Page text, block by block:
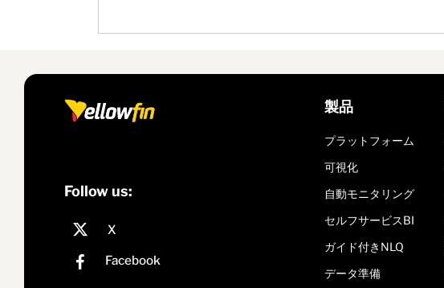
Follow us:
製品
プラットフォーム
可視化
自動モニタリング
セルフサービスBI
ガイド付きNLQ
データ準備